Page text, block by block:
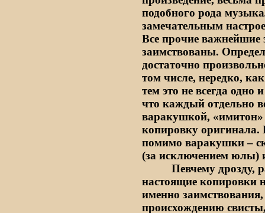
подобного рода
замечательным
Все прочие важнейшие
заимствованы.
достаточно
том числе, нередко,
тем это не всегда
что каждый отдельно
варакушкой, «имитон»
копировку оригинала.
помимо варакушки –
(за исключением юлы)
Певчему дрозду,
настоящие копировки
именно
происхождению